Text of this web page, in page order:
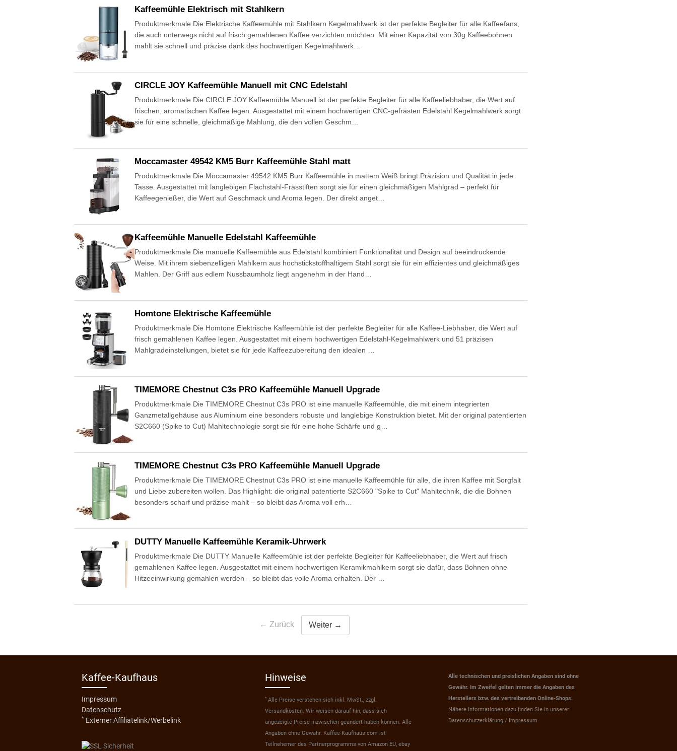
Kaffeemühle Elektrisch mit Stahlkern
Produktmerkmale Die Elektrische Kaffeemühle mit Stahlkern Kegelmahlwerk ist der perfekte Begleiter für alle Kaffeefans,
die auch unterwegs nicht auf frisch gemahlenen Kaffee verzichten möchten. Mit einer Kapazität von 30g Kaffeebohnen
mahlt sie schnell und präzise dank des hochwertigen Kegelmahlwerk…
CIRCLE JOY Kaffeemühle Manuell mit CNC Edelstahl
Produktmerkmale Die CIRCLE JOY Kaffeemühle Manuell ist der perfekte Begleiter für alle Kaffeeliebhaber, die Wert auf
frischen, aromatischen Kaffee legen. Ausgestattet mit einem hochwertigen CNC-gefrästen Edelstahl Kegelmahlwerk sorgt
sie für eine schnelle, gleichmäßige Mahlung, die den vollen Geschm…
Moccamaster 49542 KM5 Burr Kaffeemühle Stahl matt
Produktmerkmale Die Moccamaster 49542 KM5 Burr Kaffeemühle in mattem Weiß bringt Präzision und Qualität in jede
Tasse. Ausgestattet mit langlebigen Flachstahl-Frässtiften sorgt sie für einen gleichmäßigen Mahlgrad – perfekt für
Kaffeegenießer, die Wert auf Geschmack und Aroma legen. Der direkt anget…
Kaffeemühle Manuelle Edelstahl Kaffeemühle
Produktmerkmale Die manuelle Kaffeemühle aus Edelstahl kombiniert Funktionalität und Design auf beeindruckende
Weise. Mit ihrem siebenzelligen Mahlkern aus hochstickstoffhaltigem Stahl sorgt sie für ein effizientes und gleichmäßiges
Mahlen. Der Griff aus edlem Nussbaumholz liegt angenehm in der Hand…
Homtone Elektrische Kaffeemühle
Produktmerkmale Die Homtone Elektrische Kaffeemühle ist der perfekte Begleiter für alle Kaffee-Liebhaber, die Wert auf
frisch gemahlenen Kaffee legen. Ausgestattet mit einem hochwertigen Edelstahl-Kegelmahlwerk und 51 präzisen
Mahlgradeinstellungen, bietet sie für jede Kaffeezubereitung den idealen …
TIMEMORE Chestnut C3s PRO Kaffeemühle Manuell Upgrade
Produktmerkmale Die TIMEMORE Chestnut C3s PRO ist eine manuelle Kaffeemühle, die mit einem integrierten
Ganzmetallgehäuse aus Aluminium eine besonders robuste und langlebige Konstruktion bietet. Mit der original patentierten
S2C660 (Spike to Cut) Mahltechnologie sorgt sie für eine hohe Schärfe und g…
TIMEMORE Chestnut C3s PRO Kaffeemühle Manuell Upgrade
Produktmerkmale Die TIMEMORE Chestnut C3s PRO ist eine manuelle Kaffeemühle für alle, die ihren Kaffee mit Sorgfalt
und Liebe zubereiten wollen. Das Highlight: die original patentierte S2C660 "Spike to Cut" Mahltechnik, die die Bohnen
besonders scharf und präzise mahlt – so bleibt das Aroma voll erh…
DUTTY Manuelle Kaffeemühle Keramik-Uhrwerk
Produktmerkmale Die DUTTY Manuelle Kaffeemühle ist der perfekte Begleiter für Kaffeeliebhaber, die Wert auf frisch
gemahlenen Kaffee legen. Ausgestattet mit einem hochwertigen Keramikmahlkern sorgt sie dafür, dass Bohnen ohne
Hitzeeinwirkung gemahlen werden – so bleibt das volle Aroma erhalten. Der …
← Zurück Weiter →
Kaffee-Kaufhaus
Impressum
Datenschutz
* Externer Affiliatelink/Werbelink
Hinweise
* Alle Preise verstehen sich inkl. MwSt., zzgl.
Versandkosten. Wir weisen darauf hin, dass sich
angezeigte Preise inzwischen geändert haben können. Alle
Angaben ohne Gewähr. Kaffee-Kaufhaus.com ist
Teilnehemer des Partnerprogramms von Amazon EU, ebay
Alle technischen und preislichen Angaben sind ohne
Gewähr. Im Zweifel gelten immer die Angaben des
Herstellers bzw. des vertreibenden Online-Shops.
Nähere Informationen dazu finden Sie in unserer
Datenschutzerklärung / Impressum.